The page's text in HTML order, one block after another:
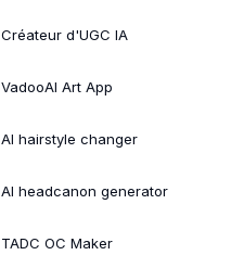
Créateur d'UGC IA
VadooAI Art App
AI hairstyle changer
AI headcanon generator
TADC OC Maker